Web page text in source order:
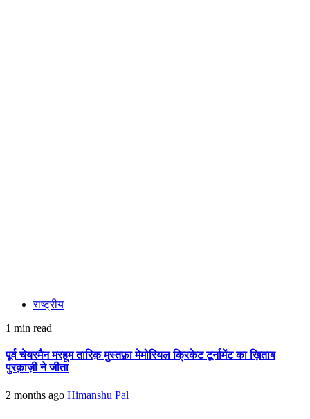
राष्ट्रीय
1 min read
पूर्व चेयरमैन मरहूम तारिक़ मुस्तफ़ा मेमोरियल क्रिकेट टूर्नामेंट का ख़िताब
पुरक़ाज़ी ने जीता
2 months ago Himanshu Pal